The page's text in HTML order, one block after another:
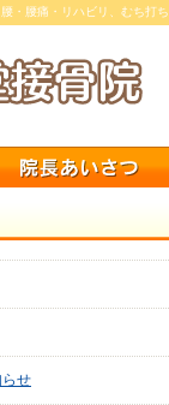
・腰痛・リハビリ、むち打
せ